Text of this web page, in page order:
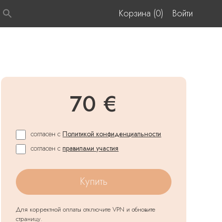
Корзина (0) Войти
70 €
согласен сПолитикой конфиденциальности
согласен справилами участия
Купить
Для корректной оплаты отключите VPN и обновите
страницу.